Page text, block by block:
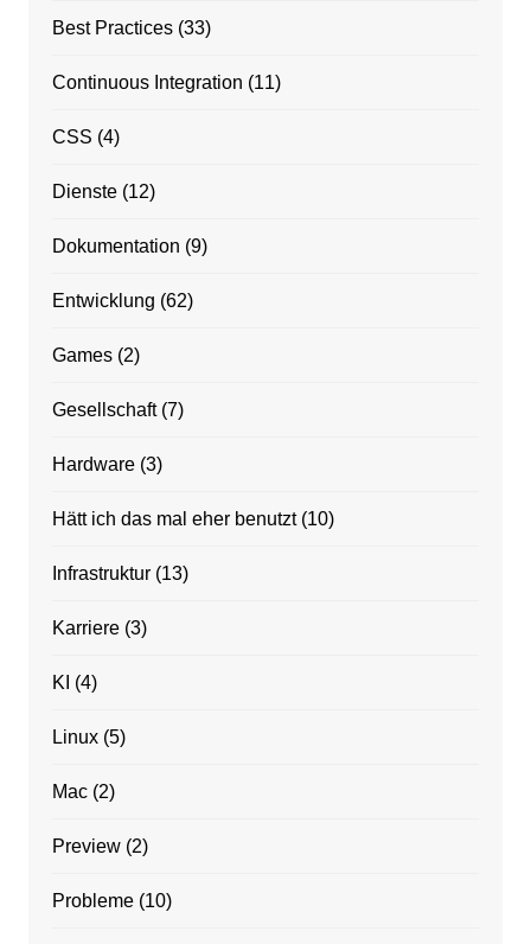
Best Practices(33)
Continuous Integration (11)
CSS (4)
Dienste(12)
Dokumentation (9)
Entwicklung (62)
Games(2)
Gesellschaft(7)
Hardware(3)
Hätt ich das mal eher benutzt(10)
Infrastruktur(13)
Karriere(3)
KI (4)
Linux(5)
Mac(2)
Preview(2)
Probleme(10)